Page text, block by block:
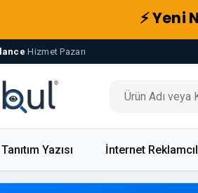
⚡ Yeni
Hizmet Pazarı
Tanıtım Yazısı İnternet